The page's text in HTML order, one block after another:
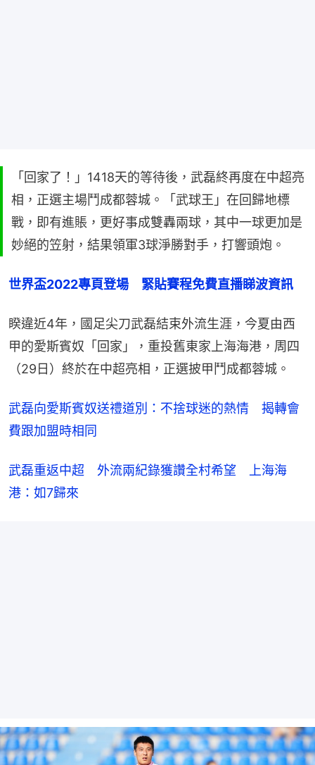
「回家了！」1418天的等待後，武磊終再度在中超亮
相，正選主場鬥成都蓉城。「武球王」在回歸地標
戰，即有進賬，更好事成雙轟兩球，其中一球更加是
妙絕的笠射，結果領軍3球淨勝對手，打響頭炮。
世界盃2022專頁登場　緊貼賽程免費直播睇波資訊
睽違近4年，國足尖刀武磊結束外流生涯，今夏由西
甲的愛斯賓奴「回家」，重投舊東家上海海港，周四
（29日）終於在中超亮相，正選披甲鬥成都蓉城。
武磊向愛斯賓奴送禮道別：不捨球迷的熱情　揭轉會
費跟加盟時相同
武磊重返中超　外流兩紀錄獲讚全村希望　上海海
港：如7歸來